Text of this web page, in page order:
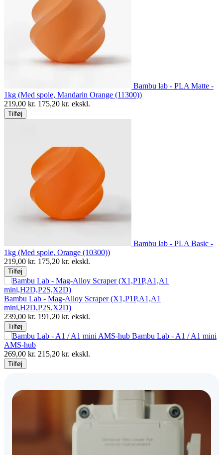
Bambu lab - PLA Matte -
1kg (Med spole, Mandarin Orange (11300))
219,00 kr. 175,20 kr. ekskl.
Tilføj
Bambu lab - PLA Basic -
1kg (Med spole, Orange (10300))
219,00 kr. 175,20 kr. ekskl.
Tilføj
Bambu Lab - Mag-Alloy Scraper (X1,P1P,A1,A1
mini,H2D,P2S,X2D)
239,00 kr. 191,20 kr. ekskl.
Tilføj
Bambu Lab - A1 / A1 mini
AMS-hub
269,00 kr. 215,20 kr. ekskl.
Tilføj